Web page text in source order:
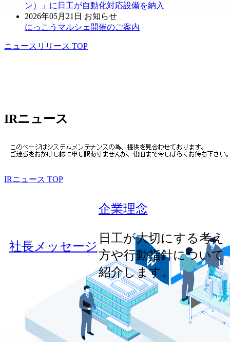
ン）」に日工が自動化対応設備を納入
2026年05月21日 お知らせ
にっこうマルシェ開催のご案内
ニュースリリース TOP
IRニュース
IRニュース TOP
企業理念
日工が大切にする考え
方や行動指針について
紹介します。
社長メッセージ